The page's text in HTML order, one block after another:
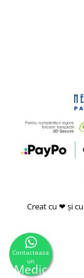
Creat cu ❤ și
Contacteaza
un
Medic